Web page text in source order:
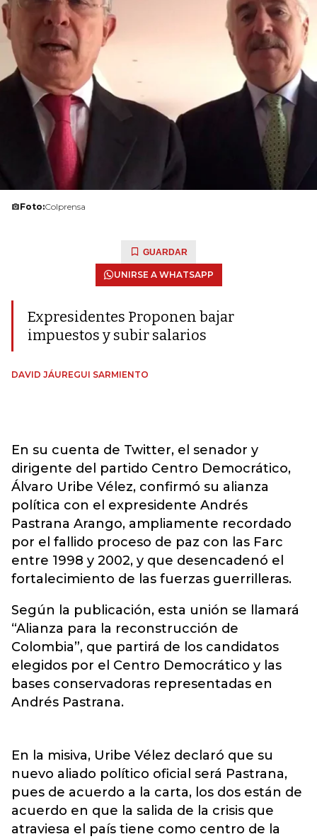
Foto:Colprensa
GUARDAR
UNIRSE A WHATSAPP
Expresidentes Proponen bajar
impuestos y subir salarios
DAVID JÁUREGUI SARMIENTO
En su cuenta de Twitter, el senador y
dirigente del partido Centro Democrático,
Álvaro Uribe Vélez, confirmó su alianza
política con el expresidente Andrés
Pastrana Arango, ampliamente recordado
por el fallido proceso de paz con las Farc
entre 1998 y 2002, y que desencadenó el
fortalecimiento de las fuerzas guerrilleras.
Según la publicación, esta unión se llamará
“Alianza para la reconstrucción de
Colombia”, que partirá de los candidatos
elegidos por el Centro Democrático y las
bases conservadoras representadas en
Andrés Pastrana.
En la misiva, Uribe Vélez declaró que su
nuevo aliado político oficial será Pastrana,
pues de acuerdo a la carta, los dos están de
acuerdo en que la salida de la crisis que
atraviesa el país tiene como centro de la